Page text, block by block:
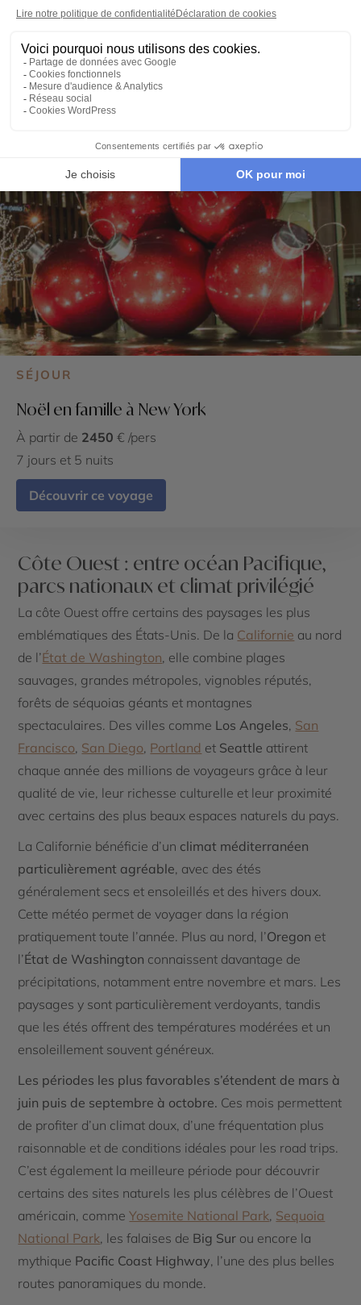
Est constitue une destination accessible presque
les monuments deWashington, les plages de
ou les forêts colorées de
saison révèle une facette différente de cette région
incontournable des États-Unis.
SÉJOUR
Noël en famille à New York
À partir de 2450 € /pers
7 jours et 5 nuits
Découvrir ce voyage
Côte Ouest : entre océan Pacifique,
parcs nationaux et climat privilégié
La côte Ouest offre certains des paysages les plus
emblématiques des États-Unis. De la Californie au nord
de l’État de Washington, elle combine plages
sauvages, grandes métropoles, vignobles réputés,
forêts de séquoias géants et montagnes
spectaculaires. Des villes comme Los Angeles, San
Francisco, San Diego, Portland et Seattle attirent
chaque année des millions de voyageurs grâce à leur
qualité de vie, leur richesse culturelle et leur proximité
avec certains des plus beaux espaces naturels du pays.
La Californie bénéficie d’un climat méditerranéen
particulièrement agréable, avec des étés
généralement secs et ensoleillés et des hivers doux.
Cette météo permet de voyager dans la région
pratiquement toute l’année. Plus au nord, l’Oregon et
l’État de Washington connaissent davantage de
précipitations, notamment entre novembre et mars. Les
paysages y sont particulièrement verdoyants, tandis
que les étés offrent des températures modérées et un
ensoleillement souvent généreux.
Les périodes les plus favorables s’étendent de mars à
juin puis de septembre à octobre. Ces mois permettent
de profiter d’un climat doux, d’une fréquentation plus
raisonnable et de conditions idéales pour les road trips.
C’est également la meilleure période pour découvrir
certains des sites naturels les plus célèbres de l’Ouest
américain, commeYosemite National Park, Sequoia
National Park, les falaises de Big Sur ou encore la
mythique Pacific Coast Highway, l’une des plus belles
routes panoramiques du monde.